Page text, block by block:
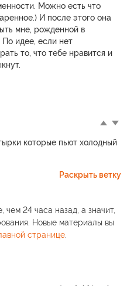
Можно есть что
И после этого она
мне, рожденной в
По идее, если нет
то, что тебе нравится и
которые пьют холодный
Раскрыть ветку
чем 24 часа назад, а значит,
Новые материалы вы
странице.